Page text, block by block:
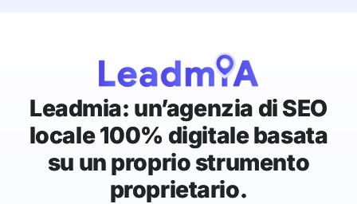
Leadmia: un’agenzia di SEO
locale 100% digitale basata
su un proprio strumento
proprietario.